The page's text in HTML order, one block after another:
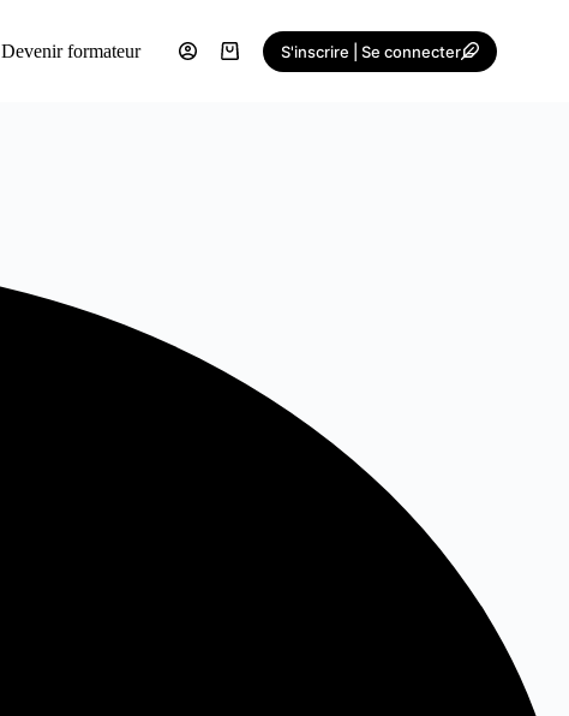
Devenir formateur S'inscrire | Se connecter